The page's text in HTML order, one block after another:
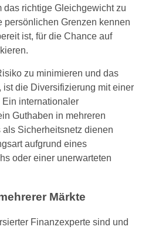
das richtige Gleichgewicht zu
persönlichen Grenzen kennen
ist, für die Chance auf
zu minimieren und das
ist die Diversifizierung mit einer
internationaler
Guthaben in mehreren
Sicherheitsnetz dienen
aufgrund eines
oder einer unerwarteten
Märkte
Finanzexperte sind und